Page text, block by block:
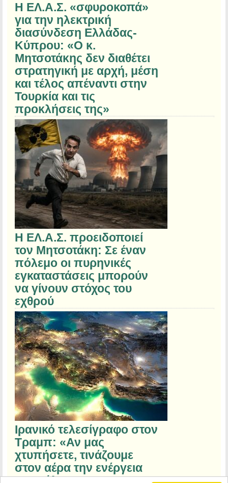
Η ΕΛ.Α.Σ. «σφυροκοπά»
για την ηλεκτρική
διασύνδεση Ελλάδας-
Κύπρου: «Ο κ.
Μητσοτάκης δεν διαθέτει
στρατηγική με αρχή, μέση
και τέλος απέναντι στην
Τουρκία και τις
προκλήσεις της»
Η ΕΛ.Α.Σ. προειδοποιεί
τον Μητσοτάκη: Σε έναν
πόλεμο οι πυρηνικές
εγκαταστάσεις μπορούν
να γίνουν στόχος του
εχθρού
Ιρανικό τελεσίγραφο στον
Τραμπ: «Αν μας
χτυπήσετε, τινάζουμε
στον αέρα την ενέργεια